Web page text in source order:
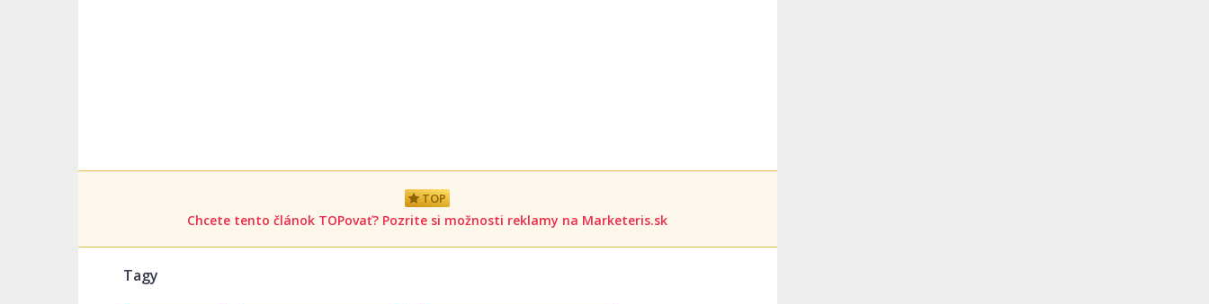
TOP
Chcete tento článok TOPovať? Pozrite si možnosti reklamy na Marketeris.sk
Tagy